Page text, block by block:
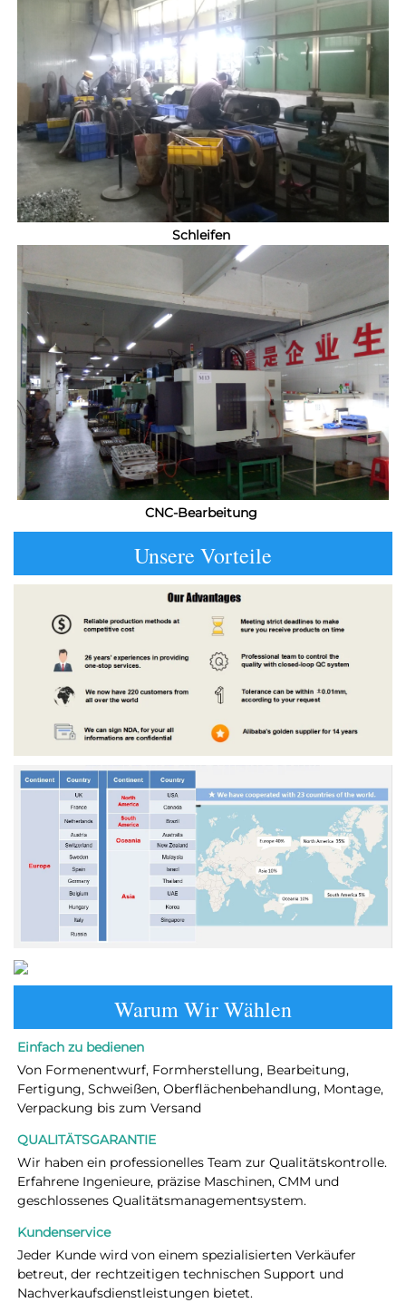
Schleifen
CNC-Bearbeitung
Unsere Vorteile
Warum Wir Wählen
Einfach zu bedienen
Von Formenentwurf, Formherstellung, Bearbeitung,
Fertigung, Schweißen, Oberflächenbehandlung, Montage,
Verpackung bis zum Versand
QUALITÄTSGARANTIE
Wir haben ein professionelles Team zur Qualitätskontrolle.
Erfahrene Ingenieure, präzise Maschinen, CMM und
geschlossenes Qualitätsmanagementsystem.
Kundenservice
Jeder Kunde wird von einem spezialisierten Verkäufer
betreut, der rechtzeitigen technischen Support und
Nachverkaufsdienstleistungen bietet.